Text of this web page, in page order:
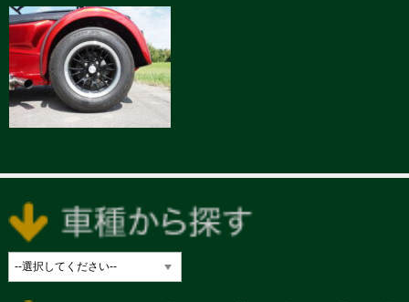
ENGINE MAINTENANCE
OTHER WORKS
GOODS & ACCESSORIES